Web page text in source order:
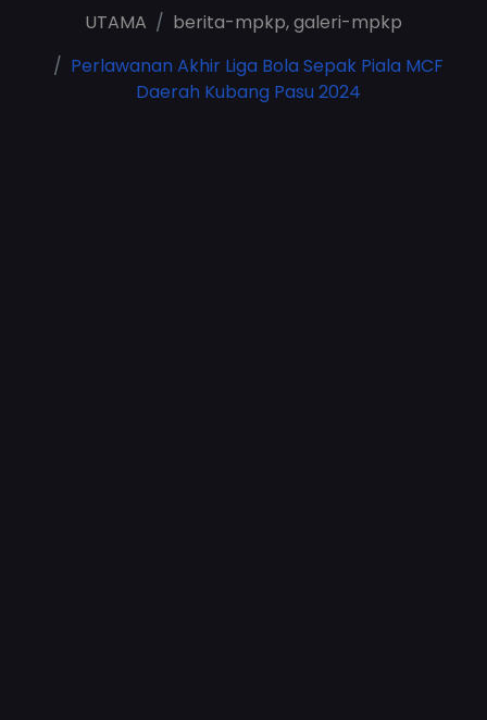
UTAMA berita-mpkp,galeri-mpkp
Perlawanan Akhir Liga Bola Sepak Piala MCF
Daerah Kubang Pasu 2024